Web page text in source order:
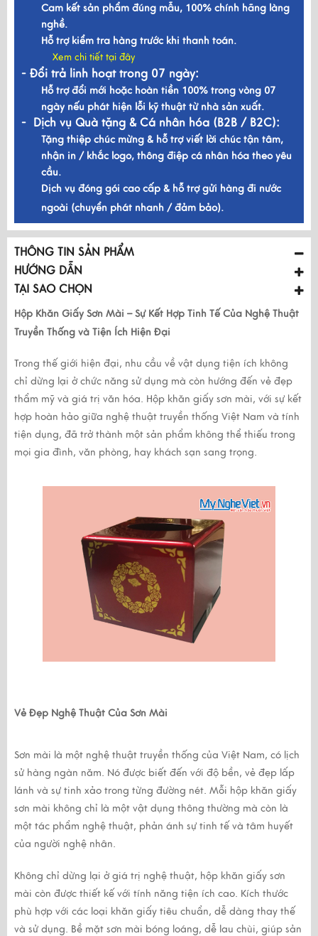
Cam kết sản phẩm đúng mẫu, 100% chính hãng làng
nghề.
Hỗ trợ kiểm tra hàng trước khi thanh toán.
Xem chi tiết tại đây
- Đổi trả linh hoạt trong 07 ngày:
Hỗ trợ đổi mới hoặc hoàn tiền 100% trong vòng 07
ngày nếu phát hiện lỗi kỹ thuật từ nhà sản xuất.
- Dịch vụ Quà tặng & Cá nhân hóa (B2B / B2C):
Tặng thiệp chúc mừng & hỗ trợ viết lời chúc tận tâm,
nhận in / khắc logo, thông điệp cá nhân hóa theo yêu
cầu.
Dịch vụ đóng gói cao cấp & hỗ trợ gửi hàng đi nước
ngoài (chuyển phát nhanh / đảm bảo).
THÔNG TIN SẢN PHẨM
HƯỚNG DẪN
TẠI SAO CHỌN
Hộp Khăn Giấy Sơn Mài – Sự Kết Hợp Tinh Tế Của Nghệ Thuật
Truyền Thống và Tiện Ích Hiện Đại
Trong thế giới hiện đại, nhu cầu về vật dụng tiện ích không
chỉ dừng lại ở chức năng sử dụng mà còn hướng đến vẻ đẹp
thẩm mỹ và giá trị văn hóa. Hộp khăn giấy sơn mài, với sự kết
hợp hoàn hảo giữa nghệ thuật truyền thống Việt Nam và tính
tiện dụng, đã trở thành một sản phẩm không thể thiếu trong
mọi gia đình, văn phòng, hay khách sạn sang trọng.
Vẻ Đẹp Nghệ Thuật Của Sơn Mài
Sơn mài là một nghệ thuật truyền thống của Việt Nam, có lịch
sử hàng ngàn năm. Nó được biết đến với độ bền, vẻ đẹp lấp
lánh và sự tinh xảo trong từng đường nét. Mỗi hộp khăn giấy
sơn mài không chỉ là một vật dụng thông thường mà còn là
một tác phẩm nghệ thuật, phản ánh sự tinh tế và tâm huyết
của người nghệ nhân.
Không chỉ dừng lại ở giá trị nghệ thuật, hộp khăn giấy sơn
mài còn được thiết kế với tính năng tiện ích cao. Kích thước
phù hợp với các loại khăn giấy tiêu chuẩn, dễ dàng thay thế
và sử dụng. Bề mặt sơn mài bóng loáng, dễ lau chùi, giúp sản